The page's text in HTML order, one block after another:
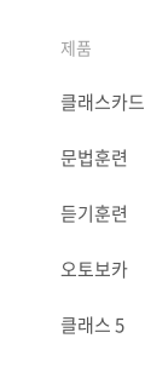
제품
클래스카드
문법훈련
듣기훈련
오토보카
클래스 5